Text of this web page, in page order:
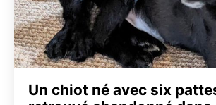
Un chiot né avec six